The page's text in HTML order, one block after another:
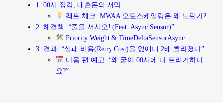
1. 00시 정각, 대혼돈의 서막
팩트 체크: MWAA 오토스케일링은 왜 느린가?
2. 해결책: “줄을 서시오! (Feat. Async Sensor)”
Priority Weight & TimeDeltaSensorAsync
3. 결과: “실패 비용(Retry Cost)을 없애니 2배 빨라졌다”
다음 편 예고: “왜 굳이 00시에 다 트리거하나
요?”